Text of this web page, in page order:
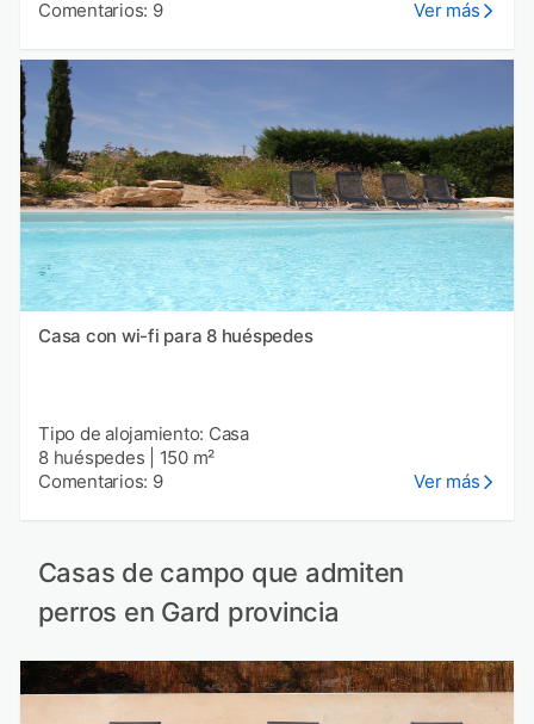
Comentarios: 9 Ver más
Casa con wi-fi para 8 huéspedes
Tipo de alojamiento: Casa
8 huéspedes
150 m²
Comentarios: 9
Ver más
Casas de campo que admiten
perros en Gard provincia